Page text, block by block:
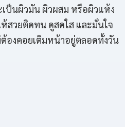
เป็นผิวมัน ผิวผสม หรือผิวแห้ง
สวยติดทน ดูสดใส และมั่นใจ
ต้องคอยเติมหน้าอยู่ตลอดทั้งวัน